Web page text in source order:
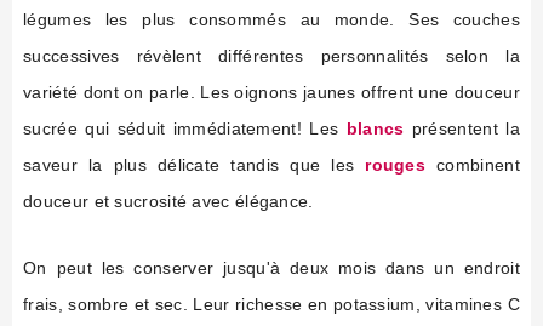
légumes les plus consommés au monde. Ses couches
successives révèlent différentes personnalités selon la
variété dont on parle. Les oignons jaunes offrent une douceur
sucrée qui séduit immédiatement! Les blancs présentent la
saveur la plus délicate tandis que les rouges combinent
douceur et sucrosité avec élégance.
On peut les conserver jusqu'à deux mois dans un endroit
frais, sombre et sec. Leur richesse en potassium, vitamines C